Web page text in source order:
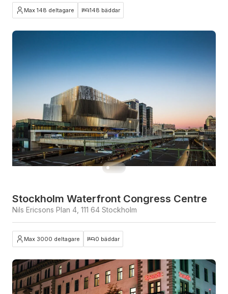
Max 148 deltagare 148 bäddar
Stockholm Waterfront Congress Centre
Nils Ericsons Plan 4, 111 64 Stockholm
Max 3000 deltagare 0 bäddar